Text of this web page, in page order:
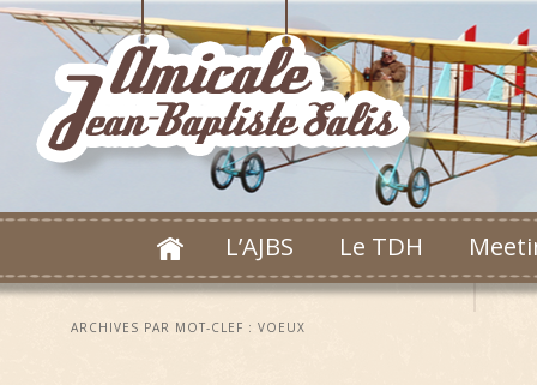
L’AJBS Le TDH
ARCHIVES PAR MOT-CLEF : VOEUX